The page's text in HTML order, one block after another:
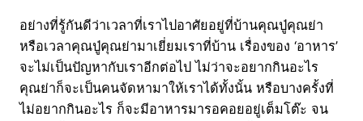
อย่างที่รู้กันดีว่าเวลาที่เราไปอาศัยอยู่ที่บ้านคุณปู่คุณย่า
หรือเวลาคุณปู่คุณย่ามาเยี่ยมเราที่บ้าน เรื่องของ ‘อาหาร’
จะไม่เป็นปัญหากับเราอีกต่อไป ไม่ว่าจะอยากกินอะไร
คุณย่าก็จะเป็นคนจัดหามาให้เราได้ทั้งนั้น หรือบางครั้งที่
ไม่อยากกินอะไร ก็จะมีอาหารมารอคอยอยู่เต็มโต๊ะ จน